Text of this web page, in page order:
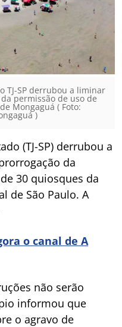
TJ-SP derrubou a liminar
permissão de uso de
Mongaguá ( Foto:
)
(TJ-SP) derrubou a
da
30 quiosques da
de São Paulo. A
o canal de A
não serão
informou que
o agravo de